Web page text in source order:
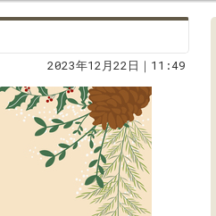
2023年12月22日｜11:49